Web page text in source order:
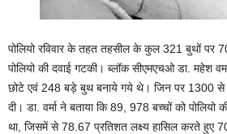
पोलियो रविवार के तहत तहसील के कुल 321 बुथों पर
पोलियो की दवाई गटकी। ब्लॉक सीएमएचओ डा. महेश
छोटे एवं 248 बड़े बुथ बनाये गये थे। जिन पर 1300 से
दी। डा. वर्मा ने बताया कि 89, 978 बच्चों को पोलियो
था, जिसमें से 78.67 प्रतिशत लक्ष्य हासिल करते हुए